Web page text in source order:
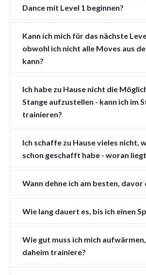
Dance mit Level 1 beginnen?
Kann ich mich für das nächste
obwohl ich nicht alle Moves aus
kann?
Ich habe zu Hause nicht die
Stange aufzustellen - kann ich im
trainieren?
Ich schaffe zu Hause vieles nicht,
schon geschafft habe - woran
Wann dehne ich am besten, davor
Wie lang dauert es, bis ich einen
Wie gut muss ich mich
daheim trainiere?